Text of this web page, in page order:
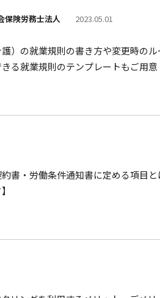
保険労務士法人 2023.05.01
）の就業規則の書き方や変更時のル
る就業規則のテンプレートもご用意
書・労働条件通知書に定める項目